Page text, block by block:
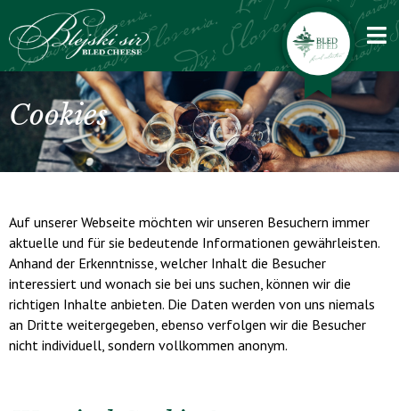
DE
Cookies
Auf unserer Webseite möchten wir unseren Besuchern immer
aktuelle und für sie bedeutende Informationen gewährleisten.
Anhand der Erkenntnisse, welcher Inhalt die Besucher
interessiert und wonach sie bei uns suchen, können wir die
richtigen Inhalte anbieten. Die Daten werden von uns niemals
an Dritte weitergegeben, ebenso verfolgen wir die Besucher
nicht individuell, sondern vollkommen anonym.